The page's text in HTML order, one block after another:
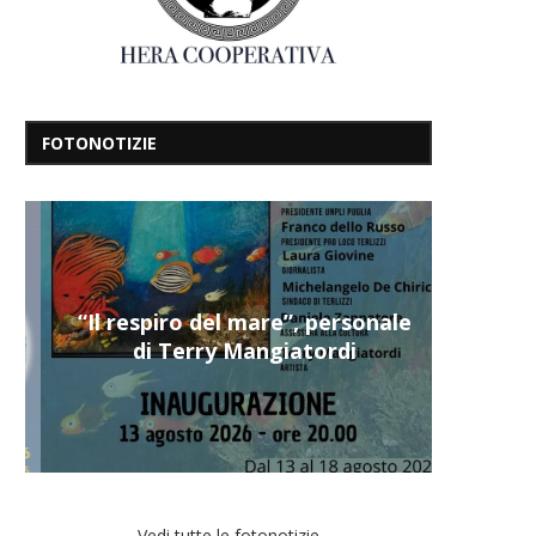
FOTONOTIZIE
“Il respiro del mare”, personale
di Terry Mangiatordi